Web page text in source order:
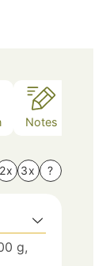
Notes
2x 3x ?
g,